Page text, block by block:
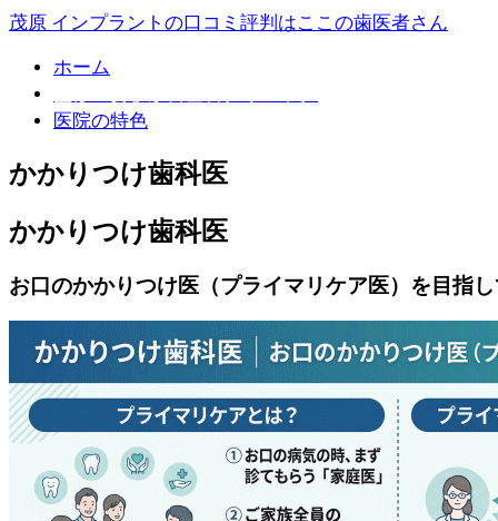
茂原 インプラントの口コミ評判はここの歯医者さん
ホーム
医院の特色
かかりつけ歯科医
かかりつけ歯科医
お口のかかりつけ医（プライマリケア医）を目指